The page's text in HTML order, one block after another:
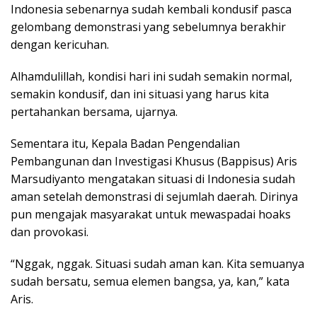
Indonesia sebenarnya sudah kembali kondusif pasca
gelombang demonstrasi yang sebelumnya berakhir
dengan kericuhan.
Alhamdulillah, kondisi hari ini sudah semakin normal,
semakin kondusif, dan ini situasi yang harus kita
pertahankan bersama, ujarnya.
Sementara itu, Kepala Badan Pengendalian
Pembangunan dan Investigasi Khusus (Bappisus) Aris
Marsudiyanto mengatakan situasi di Indonesia sudah
aman setelah demonstrasi di sejumlah daerah. Dirinya
pun mengajak masyarakat untuk mewaspadai hoaks
dan provokasi.
“Nggak, nggak. Situasi sudah aman kan. Kita semuanya
sudah bersatu, semua elemen bangsa, ya, kan,” kata
Aris.